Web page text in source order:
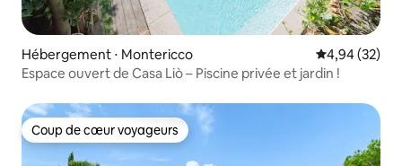
Hébergement ⋅ Montericco Évaluation
4,94 (32)
Espace ouvert de Casa Liò – Piscine privée et jardin !
Coup de cœur voyageurs
Coup de cœur voyageurs